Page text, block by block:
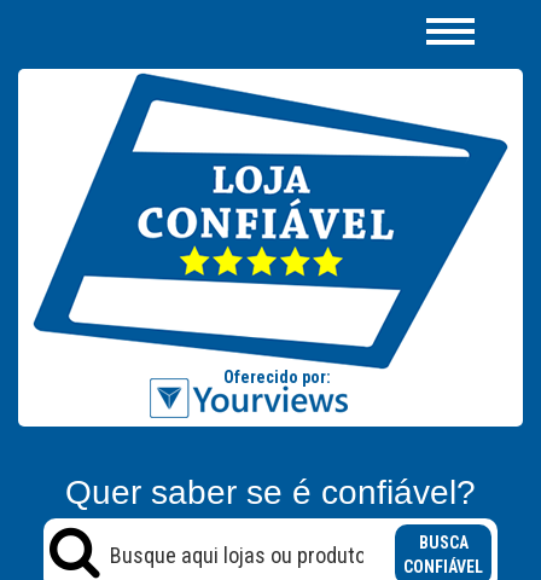
Quer saber se é confiável?
BUSCA
CONFIÁVEL